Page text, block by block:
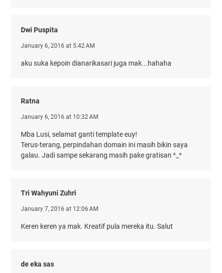
Dwi Puspita
January 6, 2016 at 5:42 AM
aku suka kepoin dianarikasari juga mak...hahaha
Ratna
January 6, 2016 at 10:32 AM
Mba Lusi, selamat ganti template euy!
Terus-terang, perpindahan domain ini masih bikin saya
galau. Jadi sampe sekarang masih pake gratisan ^_^
Tri Wahyuni Zuhri
January 7, 2016 at 12:06 AM
Keren keren ya mak. Kreatif pula mereka itu. Salut
de eka sas